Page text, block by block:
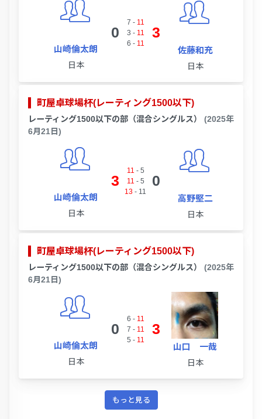
山崎倫太朗
日本
0
7 - 11
3 - 11
6 - 11
3
佐藤和充
日本
町屋卓球場杯(レーティング1500以下)
レーティング1500以下の部（混合シングルス）
(2025年
6月21日)
山崎倫太朗
日本
3
11 - 5
11 - 5
13 - 11
0
高野堅二
日本
町屋卓球場杯(レーティング1500以下)
レーティング1500以下の部（混合シングルス）
(2025年
6月21日)
山崎倫太朗
日本
0
6 - 11
7 - 11
5 - 11
3
山口 一哉
日本
もっと見る